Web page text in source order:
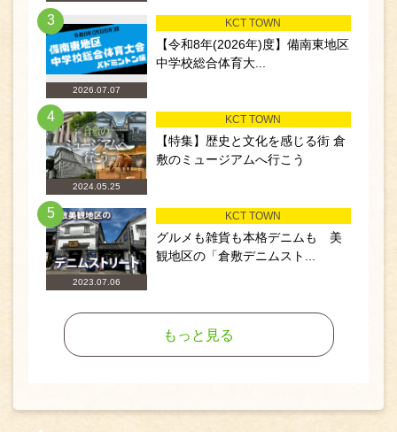
3
2026.07.07
KCT TOWN
【令和8年(2026年)度】備南東地区
中学校総合体育大...
4
2024.05.25
KCT TOWN
【特集】歴史と文化を感じる街 倉
敷のミュージアムへ行こう
5
2023.07.06
KCT TOWN
グルメも雑貨も本格デニムも 美
観地区の「倉敷デニムスト...
もっと見る